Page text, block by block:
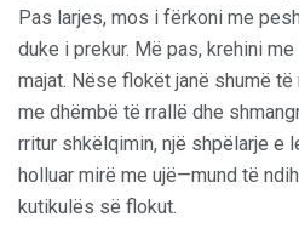
Pas larjes, mos i fërkoni me
duke i prekur. Më pas, krehini
majat. Nëse flokët janë shumë
me dhëmbë të rrallë dhe
rritur shkëlqimin, një shpëlarje e
holluar mirë me ujë—mund të
kutikulës së flokut.